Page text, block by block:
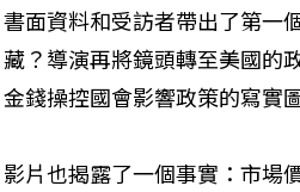
書面資料和受訪者帶出了第一
藏？導演再將鏡頭轉至美國的
金錢操控國會影響政策的寫實
影片也揭露了一個事實：市場